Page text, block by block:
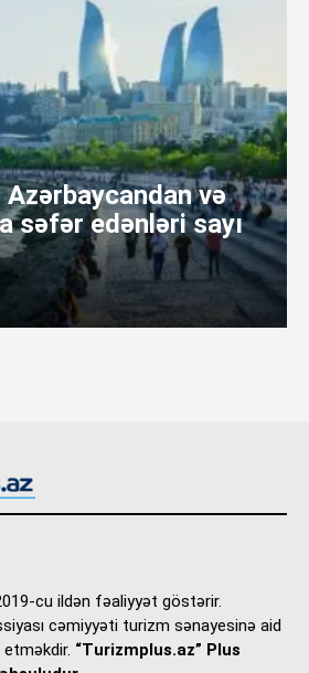
və
səfər edənləri sayı
cu ildən fəaliyyət göstərir.
cəmiyyəti turizm sənayesinə aid
“Turizmplus.az” Plus